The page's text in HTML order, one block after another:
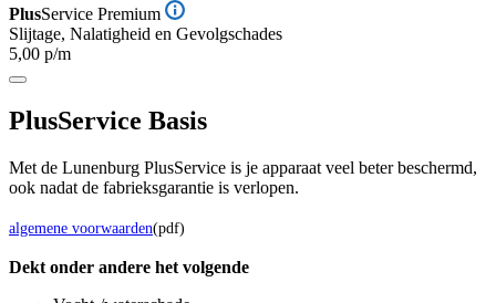
PlusService Premium
Slijtage, Nalatigheid en Gevolgschades
5,00 p/m
PlusService Basis
Met de Lunenburg PlusService is je apparaat veel beter beschermd,
ook nadat de fabrieksgarantie is verlopen.
algemene voorwaarden(pdf)
Dekt onder andere het volgende